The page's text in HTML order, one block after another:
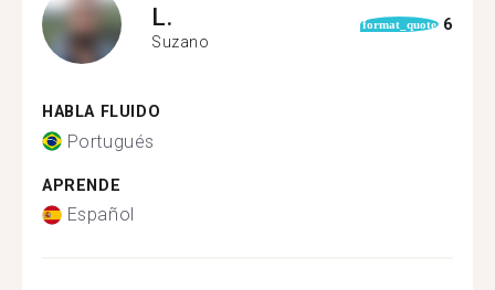
L.
Suzano
format_quote 6
HABLA FLUIDO
Portugués
APRENDE
Español